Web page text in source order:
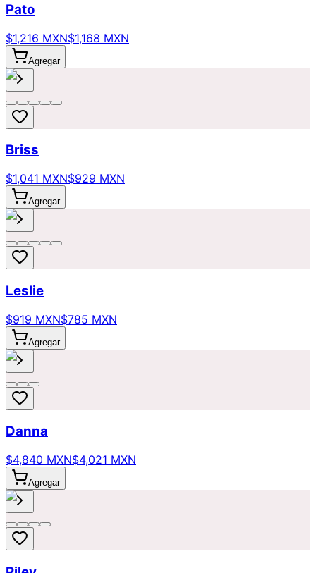
Pato
$1,216 MXN$1,168 MXN
Agregar
Briss
$1,041 MXN$929 MXN
Agregar
Leslie
$919 MXN$785 MXN
Agregar
Danna
$4,840 MXN$4,021 MXN
Agregar